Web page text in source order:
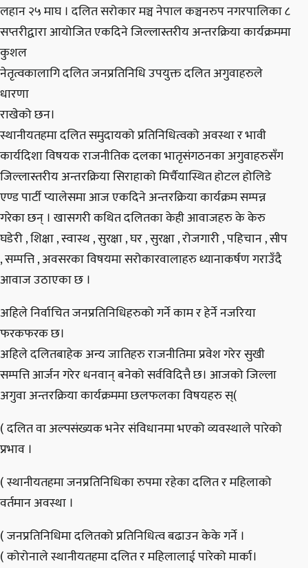
लहान २५ माघ । दलित सरोकार मञ्च नेपाल कञ्चनरुप नगरपालिका ८
सप्तरीद्वारा आयोजित एकदिने जिल्लास्तरीय अन्तरक्रिया कार्यक्रममा
कुशल
नेतृत्वकालागि दलित जनप्रतिनिधि उपयुक्त दलित अगुवाहरुले
धारणा
राखेको छन।
स्थानीयतहमा दलित समुदायको प्रतिनिधित्वको अवस्था र भावी
कार्यदिशा विषयक राजनीतिक दलका भातृसंगठनका अगुवाहरुसँग
जिल्लास्तरीय अन्तरक्रिया सिराहाको मिर्चैयास्थित होटल होलिडे
एण्ड पार्टी प्यालेसमा आज एकदिने अन्तरक्रिया कार्यक्रम सम्पन्न
गरेका छन् । खासगरी कथित दलितका केही आवाजहरु के केरु
घडेरी , शिक्षा , स्वास्थ , सुरक्षा , घर , सुरक्षा , रोजगारी , पहिचान , सीप
, सम्पत्ति , अवसरका विषयमा सरोकारवालाहरु ध्यानाकर्षण गराउँदै
आवाज उठाएका छ ।
अहिले निर्वाचित जनप्रतिनिधिहरुको गर्ने काम र हेर्ने नजरिया
फरकफरक छ।
अहिले दलितबाहेक अन्य जातिहरु राजनीतिमा प्रवेश गरेर सुखी
सम्पत्ति आर्जन गरेर धनवान् बनेको सर्वविदित्तै छ। आजको जिल्ला
अगुवा अन्तरक्रिया कार्यक्रममा छलफलका विषयहरु स्(
( दलित वा अल्पसंख्यक भनेर संविधानमा भएको व्यवस्थाले पारेको
प्रभाव ।
( स्थानीयतहमा जनप्रतिनिधिका रुपमा रहेका दलित र महिलाको
वर्तमान अवस्था ।
( जनप्रतिनिधिमा दलितको प्रतिनिधित्व बढाउन केके गर्ने ।
( कोरोनाले स्थानीयतहमा दलित र महिलालाई पारेको मार्का।